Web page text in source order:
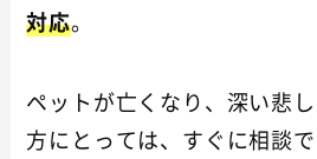
対応。
ペットが亡くなり、深い悲
方にとっては、すぐに相談